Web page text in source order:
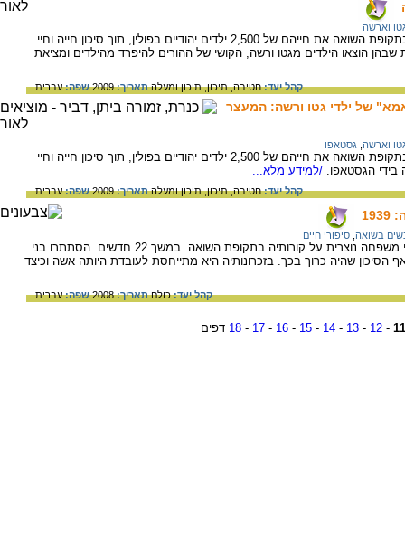
וארשה
חסידת אומות העולם, אירנה סנדלר, הצילה בתקופת השואה את חייהם של 2,500 ילדים יהודיים בפולין, תוך סיכון חייה וחיי
הוצאו הילדים מגטו ורשה, הקושי של ההורים להיפרד מהילדים ומציאת
קהל יעד:חטיבה,תיכון,תיכון ומעלהתאריך:2009 שפה:עברית
של ילדי גטו ורשה: המעצר
וארשה גסטאפו
חסידת אומות העולם, אירנה סנדלר, הצילה בתקופת השואה את חייהם של 2,500 ילדים יהודיים בפולין, תוך סיכון חייה וחיי
הגסטאפו. /למידע מלא...
קהל יעד:חטיבה,תיכון,תיכון ומעלהתאריך:2009 שפה:עברית
בשואה סיפורי חיים
יפה ואלך מספרת לבתה שאותה הפקידה בידי משפחה נוצרית על קורותיה בתקופת השואה. במשך 22 חדשים הסתתרו בני
הסיכון שהיה כרוך בכך. בזכרונותיה היא מתייחסת לעובדת היותה אשה וכיצד
קהל יעד:כולםתאריך:2008 שפה:עברית
11
-
12
-
13
-
14
-
15
-
16
-
17
-
18 דפים